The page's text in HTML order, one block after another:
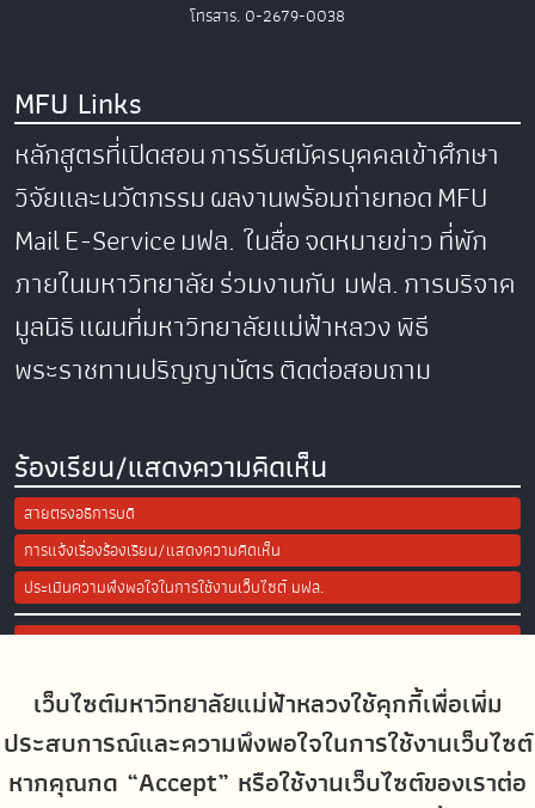
เว็บไซต์มหาวิทยาลัยแม่ฟ้าหลวงใช้คุกกี้เพื่อเพิ่ม
ประสบการณ์และความพึงพอใจในการใช้งานเว็บไซต์
หากคุณกด “Accept” หรือใช้งานเว็บไซต์ของเราต่อ
โทรสาร. 0-2679-0038
MFU Links
หลักสูตรที่เปิดสอนการรับสมัครบุคคลเข้าศึกษา
วิจัยและนวัตกรรมผลงานพร้อมถ่ายทอดMFU
MailE-Serviceมฟล. ในสื่อจดหมายข่าวที่พัก
ภายในมหาวิทยาลัยร่วมงานกับ มฟล.การบริจาค
มูลนิธิแผนที่มหาวิทยาลัยแม่ฟ้าหลวงพิธี
พระราชทานปริญญาบัตรติดต่อสอบถาม
ร้องเรียน/แสดงความคิดเห็น
สายตรงอธิการบดี
การแจ้งเรื่องร้องเรียน/แสดงความคิดเห็น
ประเมินความพึงพอใจในการใช้งานเว็บไซต์ มฟล.
Site Map
Social Media